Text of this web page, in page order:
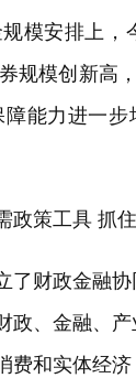
模安排上
规模创新高
能力进一
政策工具 抓
了财政金融
、金融、
和实体经济